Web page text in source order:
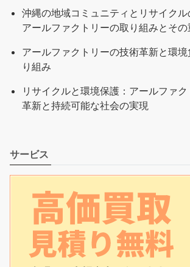
沖縄の地域コミュニティとリサイクル
アールファクトリーの取り組みとその
アールファクトリーの技術革新と環
り組み
リサイクルと環境保護：アールファ
革新と持続可能な社会の実現
サービス